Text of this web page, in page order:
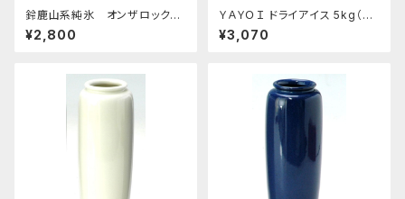
鈴鹿山系純氷 オンザロック
原料 1.5kg 9袋
¥2,800
ＹＡＹＯＩ ドライアイス 5kg（出
荷時6kg弱） おすすめ
¥3,070